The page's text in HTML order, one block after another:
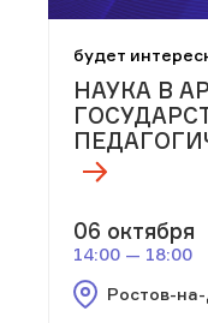
будет
НАУКА В
06 октября
14:00 — 18:00
Ростов-